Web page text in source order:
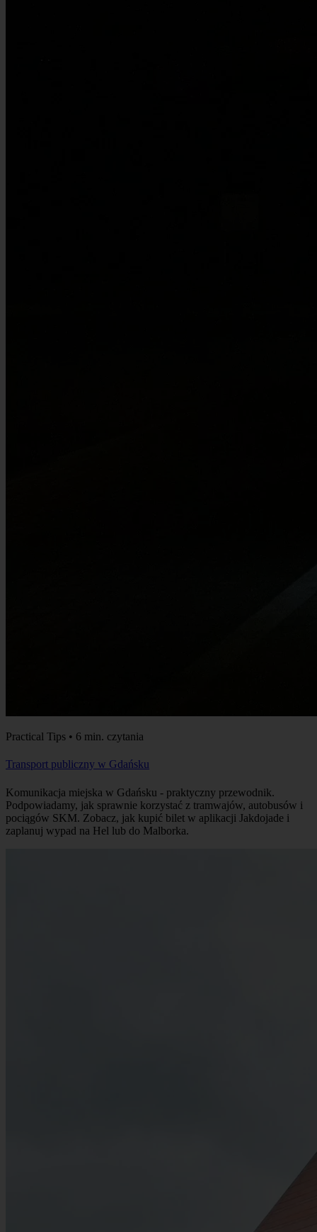
Practical Tips • 6 min. czytania
Transport publiczny w Gdańsku
Komunikacja miejska w Gdańsku - praktyczny przewodnik.
Podpowiadamy, jak sprawnie korzystać z tramwajów, autobusów i
pociągów SKM. Zobacz, jak kupić bilet w aplikacji Jakdojade i
zaplanuj wypad na Hel lub do Malborka.